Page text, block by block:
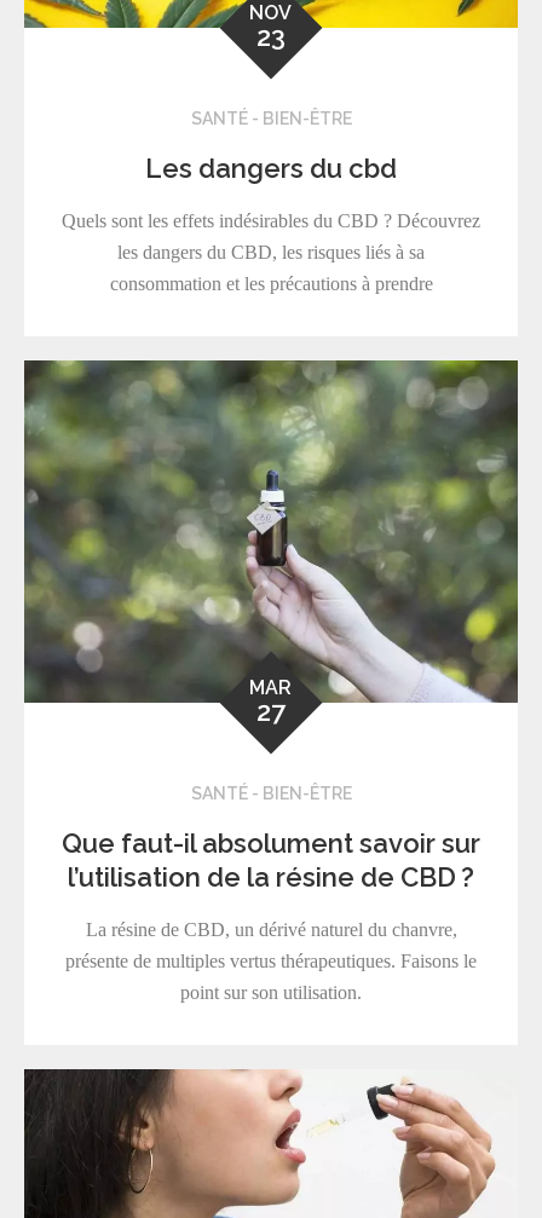
NOV
23
SANTÉ - BIEN-ÊTRE
Les dangers du cbd
Quels sont les effets indésirables du CBD ? Découvrez
les dangers du CBD, les risques liés à sa
consommation et les précautions à prendre
MAR
27
SANTÉ - BIEN-ÊTRE
Que faut-il absolument savoir sur
l’utilisation de la résine de CBD ?
La résine de CBD, un dérivé naturel du chanvre,
présente de multiples vertus thérapeutiques. Faisons le
point sur son utilisation.